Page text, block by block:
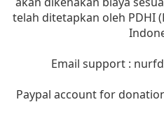
telah ditetapkan oleh PDHI
Email support :
Paypal account for